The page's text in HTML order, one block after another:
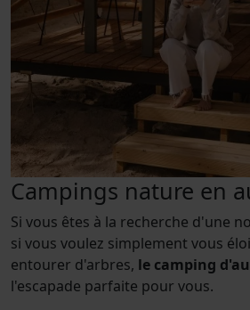
Campings nature en
Si vous êtes à la recherche d'une
si vous voulez simplement vous
entourer d'arbres, le camping
l'escapade parfaite pour vous.